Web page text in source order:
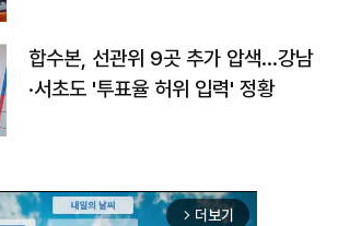
합수본, 선관위 9곳 추가 압색…강남
·서초도 '투표율 허위 입력' 정황
arrow_forward_ios 더보기